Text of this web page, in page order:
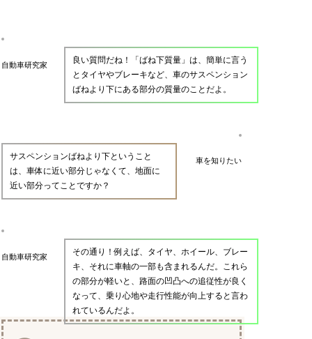
自動車研究家
良い質問だね！「ばね下質量」は、簡単に言う
とタイヤやブレーキなど、車のサスペンション
ばねより下にある部分の質量のことだよ。
車を知りたい
サスペンションばねより下ということ
は、車体に近い部分じゃなくて、地面に
近い部分ってことですか？
自動車研究家
その通り！例えば、タイヤ、ホイール、ブレー
キ、それに車軸の一部も含まれるんだ。これら
の部分が軽いと、路面の凹凸への追従性が良く
なって、乗り心地や走行性能が向上すると言わ
れているんだよ。